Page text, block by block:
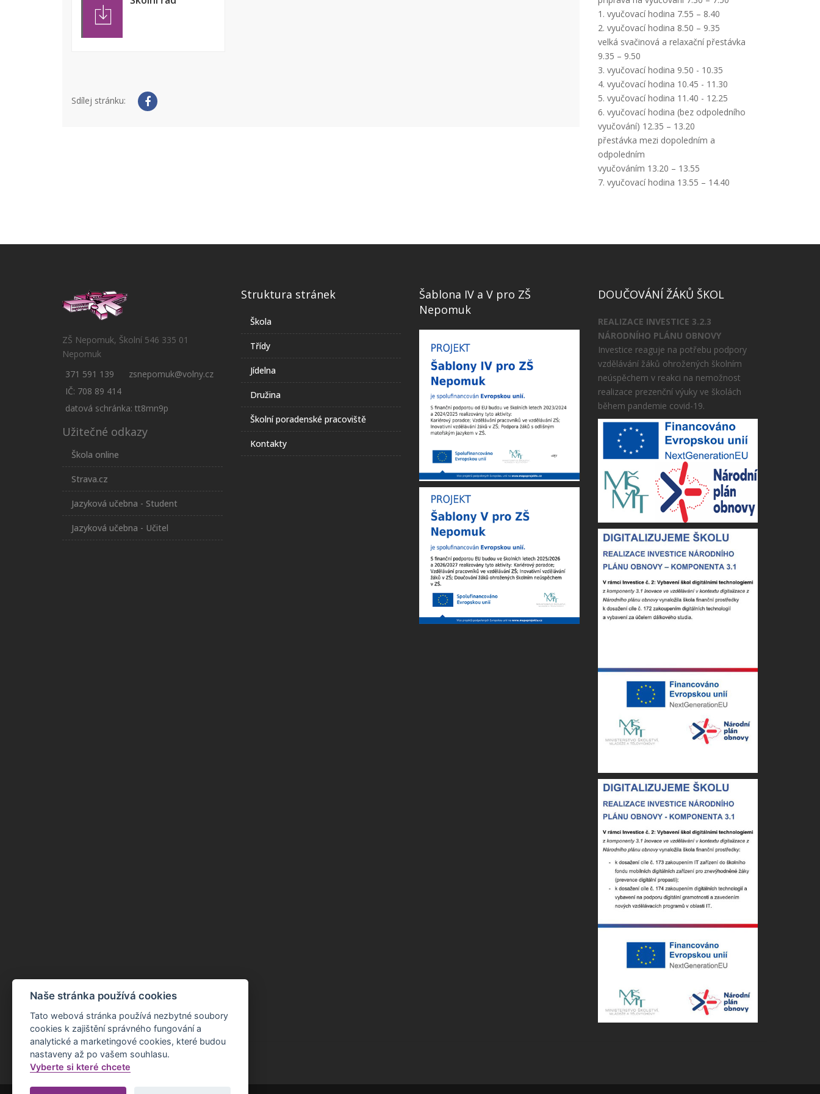
Sdílej stránku:
1. vyučovací hodina 7.55 – 8.40
2. vyučovací hodina 8.50 – 9.35
velká svačinová a relaxační přestávka
9.35 – 9.50
3. vyučovací hodina 9.50 - 10.35
4. vyučovací hodina 10.45 - 11.30
5. vyučovací hodina 11.40 - 12.25
6. vyučovací hodina (bez odpoledního
vyučování) 12.35 – 13.20
přestávka mezi dopoledním a
odpoledním
vyučováním 13.20 – 13.55
7. vyučovací hodina 13.55 – 14.40
ZŠ Nepomuk, Školní 546 335 01
Nepomuk
371 591 139
zsnepomuk@volny.cz
IČ: 708 89 414
datová schránka: tt8mn9p
Užitečné odkazy
Škola online
Strava.cz
Jazyková učebna - Student
Jazyková učebna - Učitel
Struktura stránek
Škola
Třídy
Jídelna
Družina
Školní poradenské pracoviště
Kontakty
Šablona IV a V pro ZŠ
Nepomuk
DOUČOVÁNÍ ŽÁKŮ ŠKOL
REALIZACE INVESTICE 3.2.3
NÁRODNÍHO PLÁNU OBNOVY
Investice reaguje na potřebu podpory
vzdělávání žáků ohrožených školním
neúspěchem v reakci na nemožnost
realizace prezenční výuky ve školách
během pandemie covid-19.
Naše stránka používá cookies
Tato webová stránka používá nezbytné soubory
cookies k zajištění správného fungování a
analytické a marketingové cookies, které budou
nastaveny až po vašem souhlasu.
Vyberte si které chcete